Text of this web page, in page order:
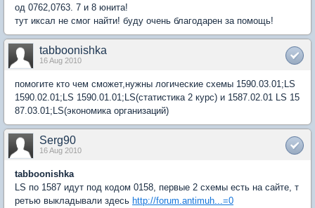
од 0762,0763. 7 и 8 юнита!
тут иксал не смог найти! буду очень благодарен за помощь!
tabboonishka
16 Aug 2010
помогите кто чем сможет,нужны логические схемы 1590.03.01;LS
1590.02.01;LS 1590.01.01;LS(статистика 2 курс) и 1587.02.01 LS 15
87.03.01;LS(экономика организаций)
Serg90
16 Aug 2010
tabboonishka
LS по 1587 идут под кодом 0158, первые 2 схемы есть на сайте, т
ретью выкладывали здесь http://forum.antimuh...=0